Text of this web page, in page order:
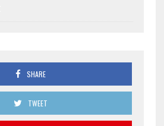
SHARE
TWEET